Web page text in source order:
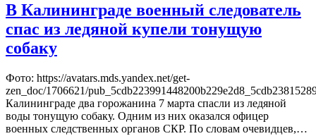
В Калининграде военный следователь
спас из ледяной купели тонущую
собаку
Фото: https://avatars.mds.yandex.net/get-
zen_doc/1706621/
Калининграде два горожанина 7 марта спасли из ледяной
воды тонущую собаку. Одним из них оказался офицер
военных следственных органов СКР. По словам очевидцев,…